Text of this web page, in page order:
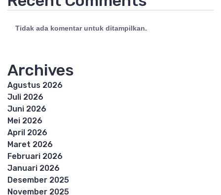
Tidak ada komentar untuk ditampilkan.
Archives
Agustus 2026
Juli 2026
Juni 2026
Mei 2026
April 2026
Maret 2026
Februari 2026
Januari 2026
Desember 2025
November 2025